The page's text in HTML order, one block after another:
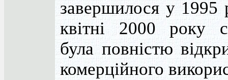
завершилося у 1995
квітні 2000 року
була повністю
комерційного